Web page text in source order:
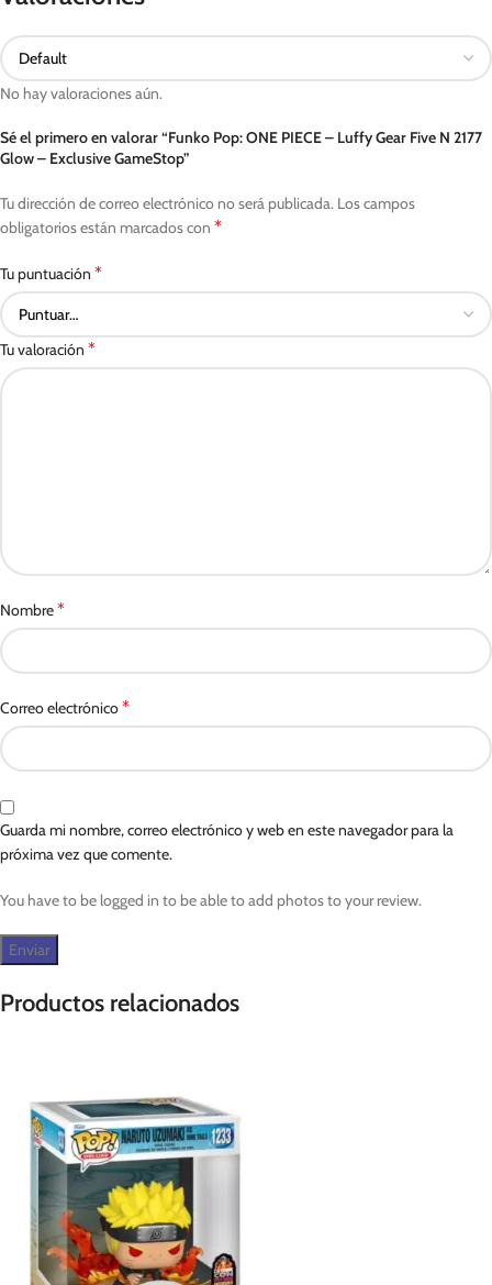
No hay valoraciones aún.
Sé el primero en valorar “Funko Pop: ONE PIECE – Luffy Gear Five N 2177
Glow – Exclusive GameStop”
Tu dirección de correo electrónico no será publicada. Los campos
obligatorios están marcados con *
Tu puntuación *
Tu valoración *
Nombre*
Correo electrónico*
Guarda mi nombre, correo electrónico y web en este navegador para la
próxima vez que comente.
You have to be logged in to be able to add photos to your review.
Productos relacionados